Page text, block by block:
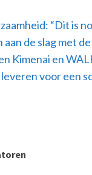
“Dit is
de slag met
Kimenai en
voor een